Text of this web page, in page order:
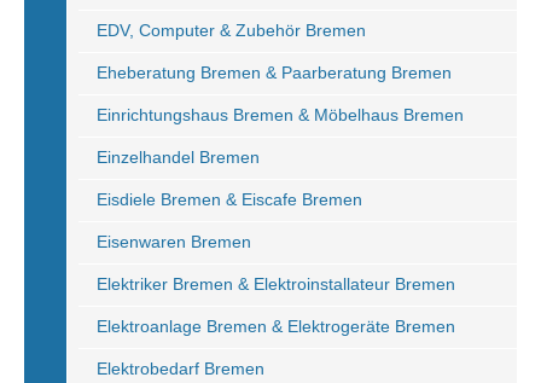
EDV, Computer & Zubehör Bremen
Eheberatung Bremen & Paarberatung Bremen
Einrichtungshaus Bremen & Möbelhaus Bremen
Einzelhandel Bremen
Eisdiele Bremen & Eiscafe Bremen
Eisenwaren Bremen
Elektriker Bremen & Elektroinstallateur Bremen
Elektroanlage Bremen & Elektrogeräte Bremen
Elektrobedarf Bremen